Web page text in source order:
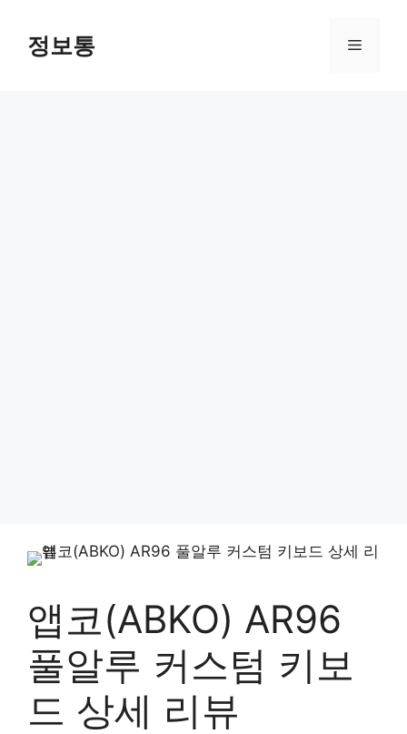
content정보통 Menu
앱코(ABKO) AR96
풀알루 커스텀 키보
드 상세 리뷰